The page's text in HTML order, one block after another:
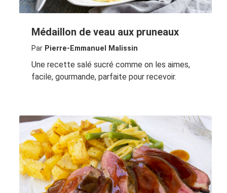
Médaillon de veau aux pruneaux
Par Pierre-Emmanuel Malissin
Une recette salé sucré comme on les aimes,
facile, gourmande, parfaite pour recevoir.